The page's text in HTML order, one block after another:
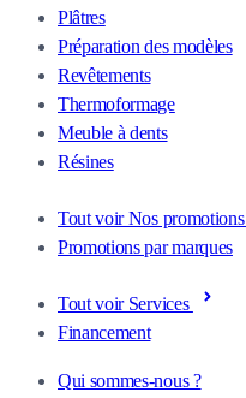
Plâtres
Préparation des modèles
Revêtements
Thermoformage
Meuble à dents
Résines
Tout voir Nos promotions
Promotions par marques
Tout voir Services
Financement
Qui sommes-nous ?